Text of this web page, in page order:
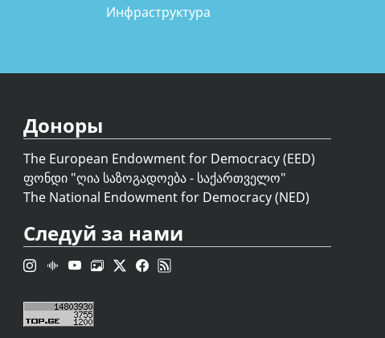
Инфраструктура
Доноры
The European Endowment for Democracy (EED)
ფონდი "ღია საზოგადოება - საქართველო"
The National Endowment for Democracy (NED)
Следуй за нами